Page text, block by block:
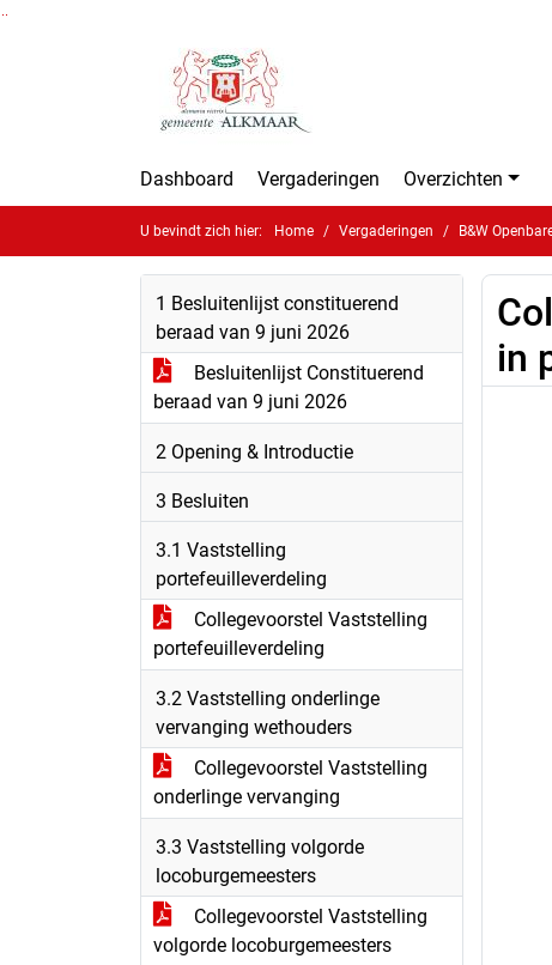
Dashboard Vergaderingen Overzichten
U bevindt zich hier: Home Vergaderingen B&W
1 Besluitenlijst constituerend
beraad van 9 juni 2026
Besluitenlijst Constituerend
beraad van 9 juni 2026
2 Opening & Introductie
3 Besluiten
3.1 Vaststelling
portefeuilleverdeling
Collegevoorstel Vaststelling
portefeuilleverdeling
3.2 Vaststelling onderlinge
vervanging wethouders
Collegevoorstel Vaststelling
onderlinge vervanging
3.3 Vaststelling volgorde
locoburgemeesters
Collegevoorstel Vaststelling
volgorde locoburgemeesters
in